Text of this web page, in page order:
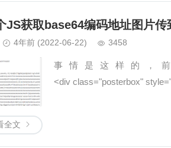
JS获取base64编码地址图片
4年前 (2022-06-22) 3458
事情是这样的，
<div class="posterbox"
全文